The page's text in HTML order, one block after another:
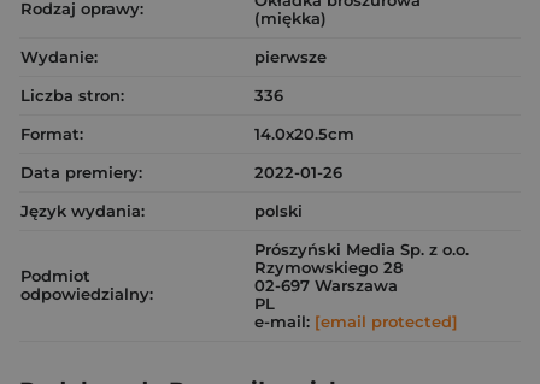
Rodzaj oprawy:
(miękka)
Wydanie:
pierwsze
Liczba stron:
336
Format:
14.0x20.5cm
Data premiery:
2022-01-26
Język wydania:
polski
Podmiot
odpowiedzialny:
Prószyński Media Sp. z o.o.
Rzymowskiego 28
02-697 Warszawa
PL
e-mail: [email protected]